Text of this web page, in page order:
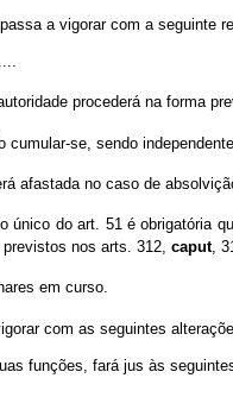
a vigorar com a seguinte
procederá na forma
se, sendo
afastada no caso de
único do art. 51 é obrigatória
nos arts. 312, caput,
em curso.
com as seguintes
funções, fará jus às